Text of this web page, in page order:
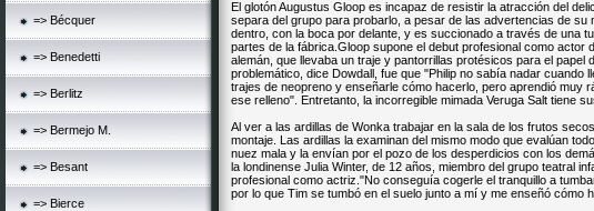
=> Bécquer
=> Benedetti
=> Berlitz
=> Bermejo M.
=> Besant
=> Bierce
El glotón Augustus Gloop es incapaz de resistir la atracción del
separa del grupo para probarlo, a pesar de las advertencias de su
dentro, con la boca por delante, y es succionado a través de una
partes de la fábrica.Gloop supone el debut profesional como actor
alemán, que llevaba un traje y pantorrillas protésicos para el papel
problemático, dice Dowdall, fue que "Philip no sabía nadar cuando
trajes de neopreno y enseñarle cómo hacerlo, pero aprendió muy
ese relleno". Entretanto, la incorregible mimada Veruga Salt tiene
Al ver a las ardillas de Wonka trabajar en la sala de los frutos
montaje. Las ardillas la examinan del mismo modo que evalúan
nuez mala y la envían por el pozo de los desperdicios con los
la londinense Julia Winter, de 12 años, miembro del grupo teatral
profesional como actriz."No conseguía cogerle el tranquillo a
por lo que Tim se tumbó en el suelo junto a mí y me enseñó cómo